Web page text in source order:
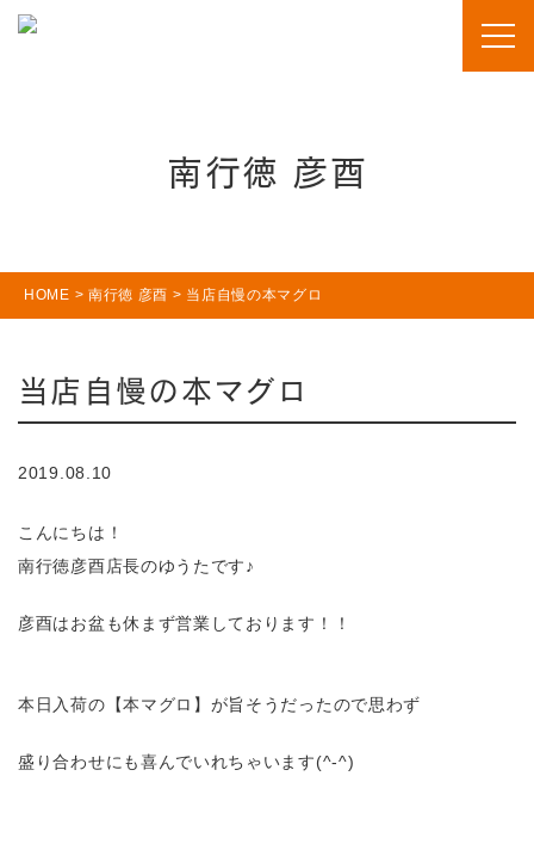
南行徳 彦酉
HOME > 南行徳 彦酉 > 当店自慢の本マグロ
当店自慢の本マグロ
2019.08.10
こんにちは！
南行徳彦酉店長のゆうたです♪
彦酉はお盆も休まず営業しております！！
本日入荷の【本マグロ】が旨そうだったので思わず
盛り合わせにも喜んでいれちゃいます(^-^)